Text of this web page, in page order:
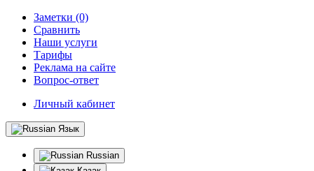
Заметки (0)
Сравнить
Наши услуги
Тарифы
Реклама на сайте
Вопрос-ответ
Личный кабинет
Язык
Russian